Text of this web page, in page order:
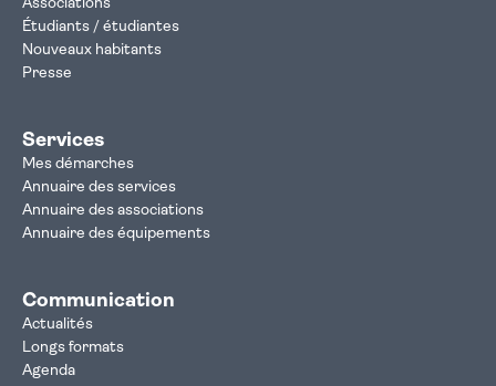
Associations
Étudiants / étudiantes
Nouveaux habitants
Presse
Services
Mes démarches
Annuaire des services
Annuaire des associations
Annuaire des équipements
Communication
Actualités
Longs formats
Agenda